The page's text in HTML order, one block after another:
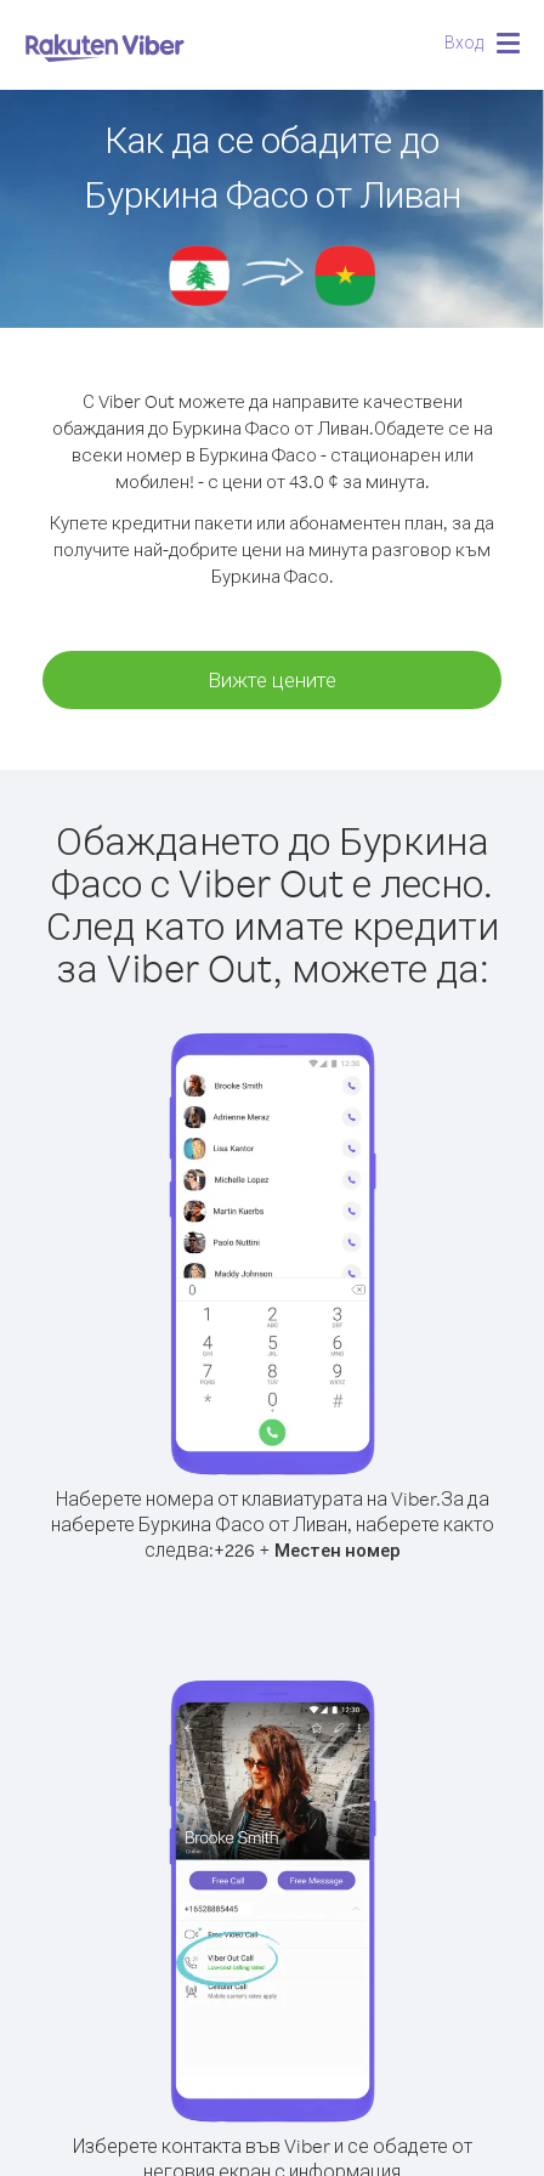
Вход
Как да се обадите до
Буркина Фасо от Ливан
С Viber Out можете да направите качествени
обаждания до Буркина Фасо от Ливан.Обадете се на
всеки номер в Буркина Фасо - стационарен или
мобилен! - с цени от 43.0 ¢ за минута.
Купете кредитни пакети или абонаментен план, за да
получите най-добрите цени на минута разговор към
Буркина Фасо.
Вижте цените
Обаждането до Буркина
Фасо с Viber Out е лесно.
След като имате кредити
за Viber Out, можете да:
Наберете номера от клавиатурата на Viber.За да
наберете Буркина Фасо от Ливан, наберете както
следва:+226 + Местен номер
Изберете контакта във Viber и се обадете от
неговия екран с информация